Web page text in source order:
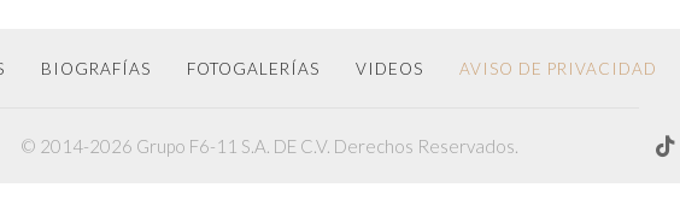
BIOGRAFÍAS FOTOGALERÍAS VIDEOS AVISO DE PRIVACIDAD
© 2014-2026 Grupo F6-11 S.A. DE C.V. Derechos Reservados.